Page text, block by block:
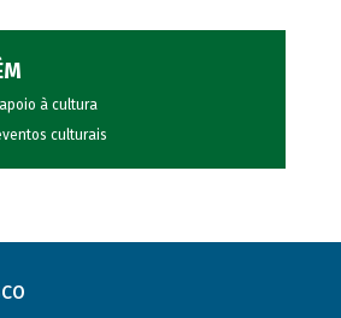
à cultura
culturais